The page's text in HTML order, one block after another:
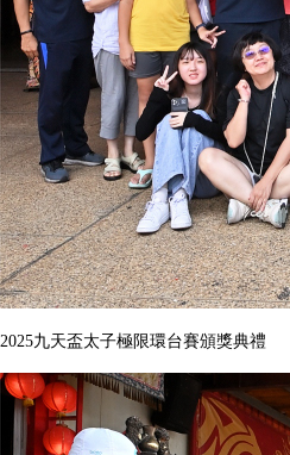
2025九天盃太子極限環台賽頒獎典禮